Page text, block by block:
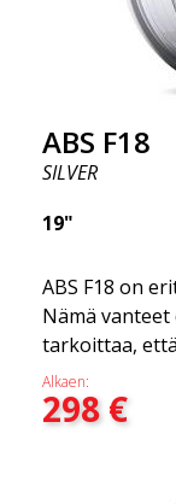
Olemme
ABS F18
SILVER
19"
ABS F18 on
Nämä
tarkoittaa,
kuin
joka usein
saatavilla
Alkaen:
298€